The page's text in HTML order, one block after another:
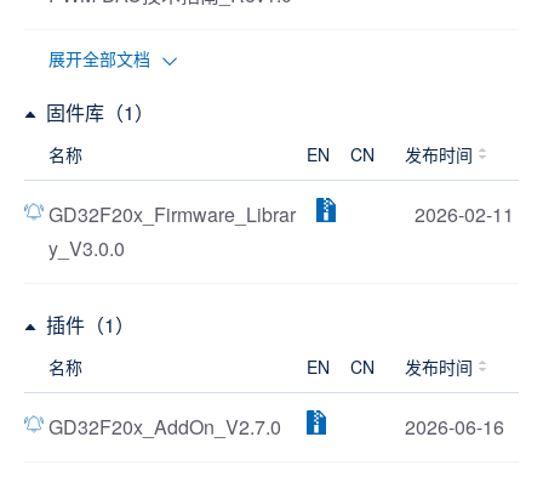
展开全部文档
固件库（1）
名称 EN CN 发布时间
GD32F20x_Firmware_Librar
y_V3.0.0
2026-02-11
插件（1）
名称 EN CN 发布时间
GD32F20x_AddOn_V2.7.0 2026-06-16